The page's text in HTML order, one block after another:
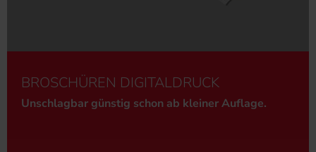
BROSCHÜREN DIGITALDRUCK
Unschlagbar günstig schon ab kleiner Auflage.